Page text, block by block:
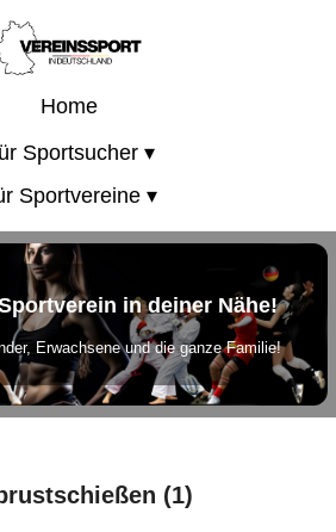
Home
Sportsucher ▾
Sportvereine ▾
in deiner Nähe!
Erwachsene und die ganze Familie!
(1)